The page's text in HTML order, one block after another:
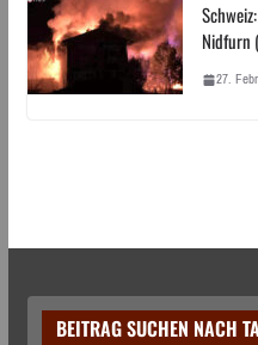
Nidfurn
27.
BEITRAG SUCHEN NACH